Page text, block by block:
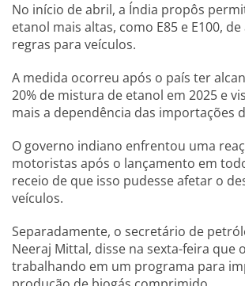
No início de abril, a Índia propôs
etanol mais altas, como E85 e E100,
regras para veículos.
A medida ocorreu após o país ter
20% de mistura de etanol em 2025 e
mais a dependência das importações
O governo indiano enfrentou uma
motoristas após o lançamento em
receio de que isso pudesse afetar o
veículos.
Separadamente, o secretário de
Neeraj Mittal, disse na sexta-feira que
trabalhando em um programa para